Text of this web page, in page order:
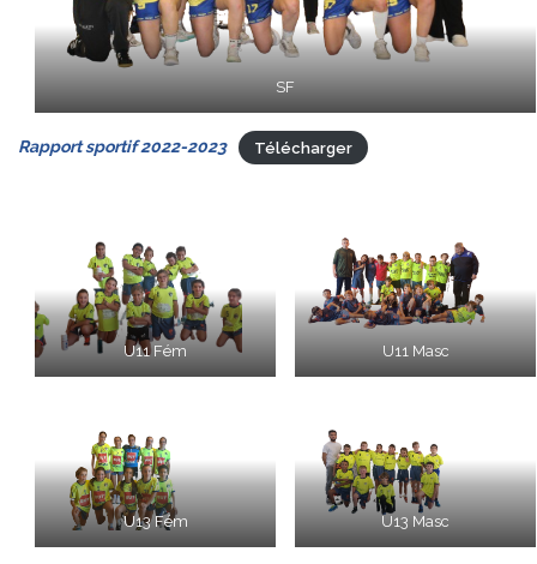
SF
Rapport sportif 2022-2023 Télécharger
U11 Fém U11 Masc
U13 Fém U13 Masc